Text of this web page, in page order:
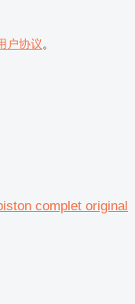
户协议。
complet original